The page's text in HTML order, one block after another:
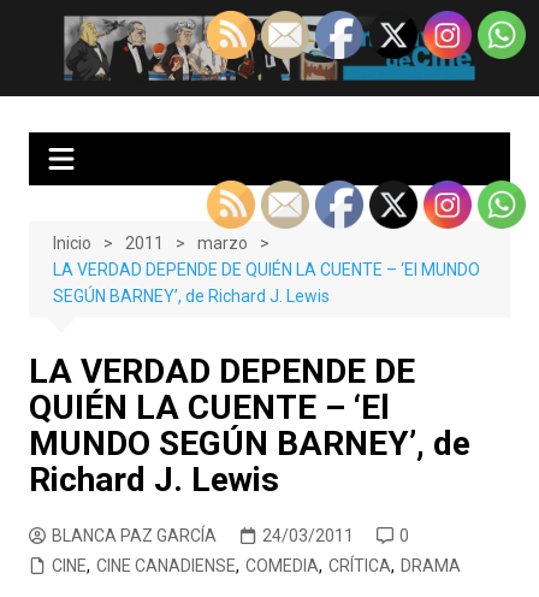
contenido
EnClave de Cine
Crítica cinematográfica y audiovisual. Punto de encuentro para los
Inicio 2011
marzo
LA VERDAD DEPENDE DE QUIÉN LA CUENTE – ‘El MUNDO
SEGÚN BARNEY’, de Richard J. Lewis
LA VERDAD DEPENDE DE
QUIÉN LA CUENTE – ‘El
MUNDO SEGÚN BARNEY’, de
Richard J. Lewis
BLANCA PAZ GARCÍA 24/03/2011
0
CINE, CINE CANADIENSE, COMEDIA, CRÍTICA, DRAMA